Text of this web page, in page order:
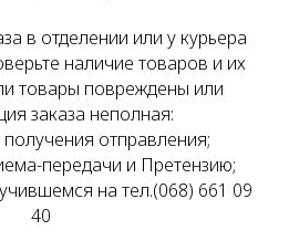
в отделении или у курьера
наличие товаров и их
товары повреждены или
заказа неполная:
получения отправления;
передачи и Претензию;
на тел.(068) 661 09
40